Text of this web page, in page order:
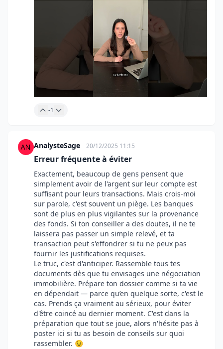
-1
AnalysteSage 20/12/2025 11:15
Erreur fréquente à éviter
Exactement, beaucoup de gens pensent que
simplement avoir de l'argent sur leur compte est
suffisant pour leurs transactions. Mais crois-moi
sur parole, c'est souvent un piège. Les banques
sont de plus en plus vigilantes sur la provenance
des fonds. Si ton conseiller a des doutes, il ne te
laissera pas passer un simple relevé, et ta
transaction peut s'effondrer si tu ne peux pas
fournir les justifications requises.
Le truc, c'est d'anticiper. Rassemble tous tes
documents dès que tu envisages une négociation
immobilière. Prépare ton dossier comme si ta vie
en dépendait — parce qu’en quelque sorte, c'est le
cas. Prends ça vraiment au sérieux, pour éviter
d'être coincé au dernier moment. C'est dans la
préparation que tout se joue, alors n'hésite pas à
poster ici si tu as besoin de conseils sur quoi
rassembler. 😉